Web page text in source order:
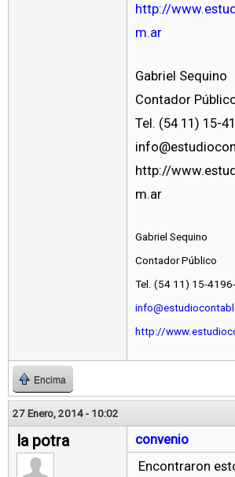
http://
m.ar
Gabriel Sequino
Contador
Tel. (54 11) 15-
http://
m.ar
Gabriel Sequino
Contador Público
Tel. (54 11) 15-
http://
Encima
27 Enero, 2014 - 10:02
la potra
convenio
Encontraron